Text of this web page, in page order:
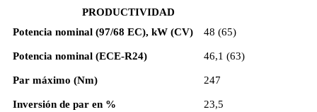
PRODUCTIVIDAD
Potencia nominal (97/68 EC), kW (CV)
48 (65)
Potencia nominal (ECE-R24) 46,1 (63)
Par máximo (Nm) 247
Inversión de par en % 23,5